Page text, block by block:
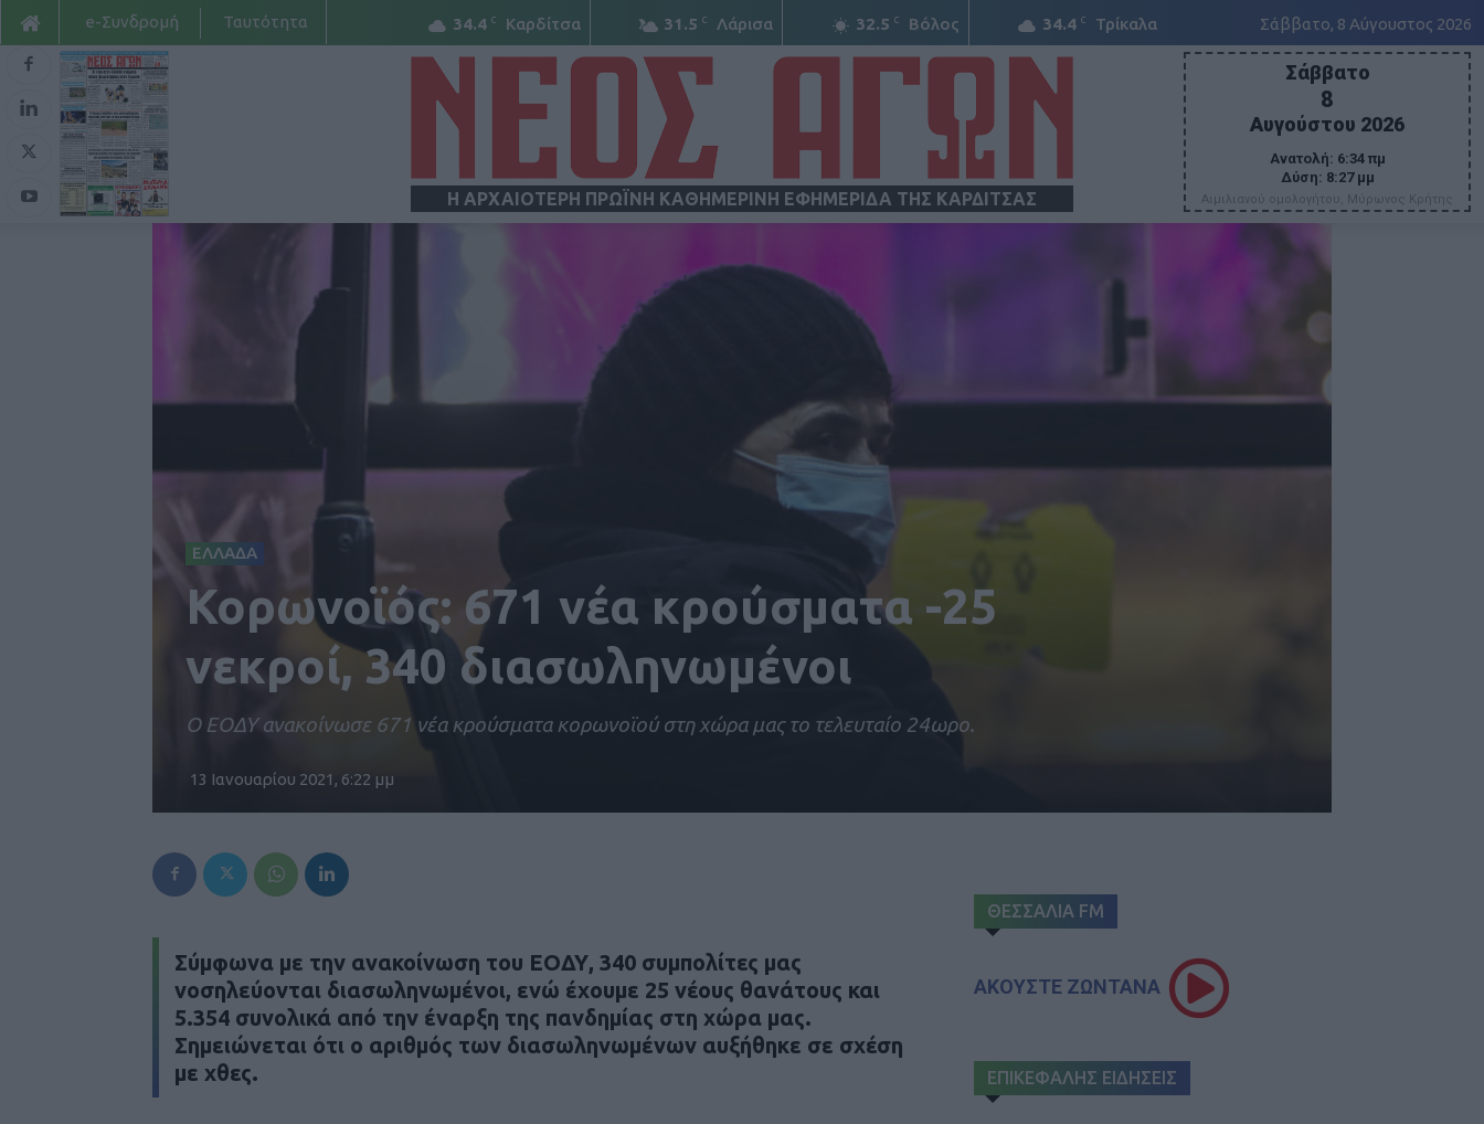
34.4 C Καρδίτσα 31.5 C Λάρισα 32.5 C Βόλος 34.4 C Τρίκαλα Σάββατο, 8 Αύγουστος 2026
e-Συνδρομή Ταυτότητα
Η ΑΡΧΑΙΟΤΕΡΗ ΠΡΩΪΝΗ ΚΑΘΗΜΕΡΙΝΗ ΕΦΗΜΕΡΙΔΑ ΤΗΣ ΚΑΡΔΙΤΣΑΣ
ΑΓΩΝ
Σάββατο
8
Αυγούστου 2026
Ανατολή: 6:34 πμ
Δύση: 8:27 μμ
Αιμιλιανού ομολογήτου, Μύρωνος Κρήτης
ΕΛΛΑΔΑ
Κορωνοϊός: 671 νέα κρούσματα -25
νεκροί, 340 διασωληνωμένοι
Ο ΕΟΔΥ ανακοίνωσε 671 νέα κρούσματα κορωνοϊού στη χώρα μας το τελευταίο 24ωρο.
13 Ιανουαρίου 2021, 6:22 μμ
Σύμφωνα με την ανακοίνωση του ΕΟΔΥ, 340 συμπολίτες μας
νοσηλεύονται διασωληνωμένοι, ενώ έχουμε 25 νέους θανάτους και
5.354 συνολικά από την έναρξη της πανδημίας στη χώρα μας.
Σημειώνεται ότι ο αριθμός των διασωληνωμένων αυξήθηκε σε σχέση
με χθες.
ΘΕΣΣΑΛΙΑ FM
ΑΚΟΥΣΤΕ ΖΩΝΤΑΝΑ
ΕΠΙΚΕΦΑΛΗΣ ΕΙΔΗΣΕΙΣ